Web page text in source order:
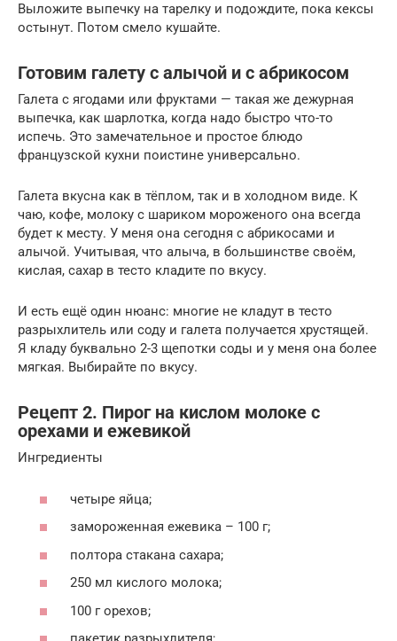
Выложите выпечку на тарелку и подождите, пока кексы
остынут. Потом смело кушайте.
Готовим галету с алычой и с абрикосом
Галета с ягодами или фруктами — такая же дежурная
выпечка, как шарлотка, когда надо быстро что-то
испечь. Это замечательное и простое блюдо
французской кухни поистине универсально.
Галета вкусна как в тёплом, так и в холодном виде. К
чаю, кофе, молоку с шариком мороженого она всегда
будет к месту. У меня она сегодня с абрикосами и
алычой. Учитывая, что алыча, в большинстве своём,
кислая, сахар в тесто кладите по вкусу.
И есть ещё один нюанс: многие не кладут в тесто
разрыхлитель или соду и галета получается хрустящей.
Я кладу буквально 2-3 щепотки соды и у меня она более
мягкая. Выбирайте по вкусу.
Рецепт 2. Пирог на кислом молоке с
орехами и ежевикой
Ингредиенты
четыре яйца;
замороженная ежевика – 100 г;
полтора стакана сахара;
250 мл кислого молока;
100 г орехов;